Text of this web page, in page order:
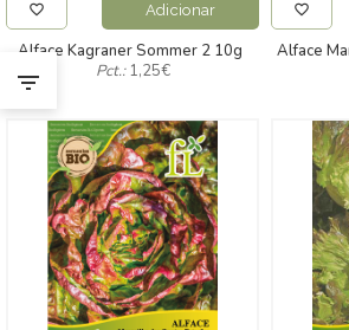
Adicionar
Alface Kagraner Sommer 2 10g
Pct.:1,25€